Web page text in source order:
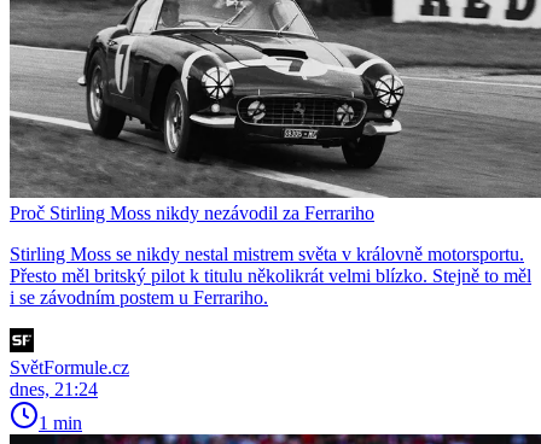
Proč Stirling Moss nikdy nezávodil za Ferrariho
Stirling Moss se nikdy nestal mistrem světa v královně motorsportu.
Přesto měl britský pilot k titulu několikrát velmi blízko. Stejně to měl
i se závodním postem u Ferrariho.
SvětFormule.cz
dnes, 21:24
1 min